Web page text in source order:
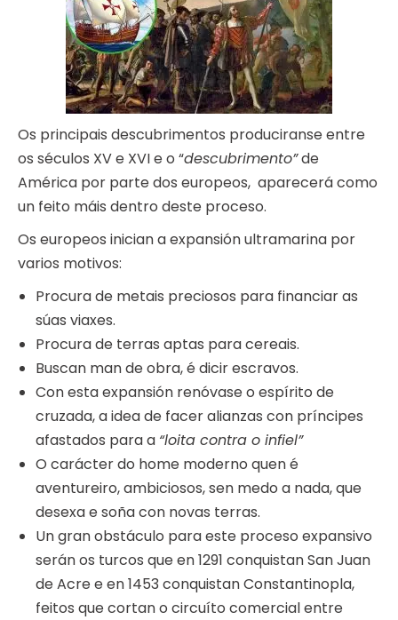
Os principais descubrimentos produciranse entre
os séculos XV e XVI e o “descubrimento”de
América por parte dos europeos, aparecerá como
un feito máis dentro deste proceso.
Os europeos inician a expansión ultramarina por
varios motivos:
Procura de metais preciosos para financiar as
súas viaxes.
Procura de terras aptas para cereais.
Buscan man de obra, é dicir escravos.
Con esta expansión renóvase o espírito de
cruzada, a idea de facer alianzas con príncipes
afastados para a “loita contra o infiel”
O carácter do home moderno quen é
aventureiro, ambiciosos, sen medo a nada, que
desexa e soña con novas terras.
Un gran obstáculo para este proceso expansivo
serán os turcos que en 1291 conquistan San Juan
de Acre e en 1453 conquistan Constantinopla,
feitos que cortan o circuíto comercial entre